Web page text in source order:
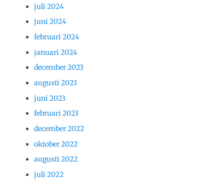
juli 2024
juni 2024
februari 2024
januari 2024
december 2023
augusti 2023
juni 2023
februari 2023
december 2022
oktober 2022
augusti 2022
juli 2022